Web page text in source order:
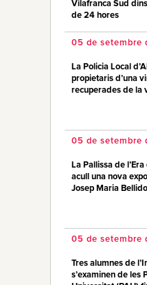
Vilafranca Sud
de 24 hores
05 de setembre
La Policia Local
propietaris d’una
recuperades de la
05 de setembre
La Pallissa de
acull una nova
Josep Maria Bellido
05 de setembre
Tres alumnes de
s’examinen de les